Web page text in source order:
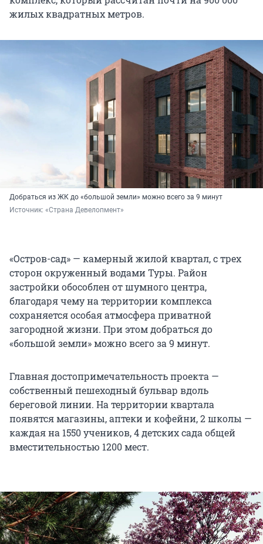
жилых квадратных метров.
Добраться из ЖК до «большой земли» можно всего за 9 минут
Источник: «Страна Девелопмент»
«Остров-сад» — камерный жилой квартал, с трех
сторон окруженный водами Туры. Район
застройки обособлен от шумного центра,
благодаря чему на территории комплекса
сохраняется особая атмосфера приватной
загородной жизни. При этом добраться до
«большой земли» можно всего за 9 минут.
Главная достопримечательность проекта —
собственный пешеходный бульвар вдоль
береговой линии. На территории квартала
появятся магазины, аптеки и кофейни, 2 школы —
каждая на 1550 учеников, 4 детских сада общей
вместительностью 1200 мест.